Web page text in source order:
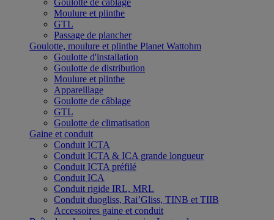
Goulotte de câblage
Moulure et plinthe
GTL
Passage de plancher
Goulotte, moulure et plinthe Planet Wattohm
Goulotte d'installation
Goulotte de distribution
Moulure et plinthe
Appareillage
Goulotte de câblage
GTL
Goulotte de climatisation
Gaine et conduit
Conduit ICTA
Conduit ICTA & ICA grande longueur
Conduit ICTA préfilé
Conduit ICA
Conduit rigide IRL, MRL
Conduit duogliss, Rai’Gliss, TINB et TIIB
Accessoires gaine et conduit